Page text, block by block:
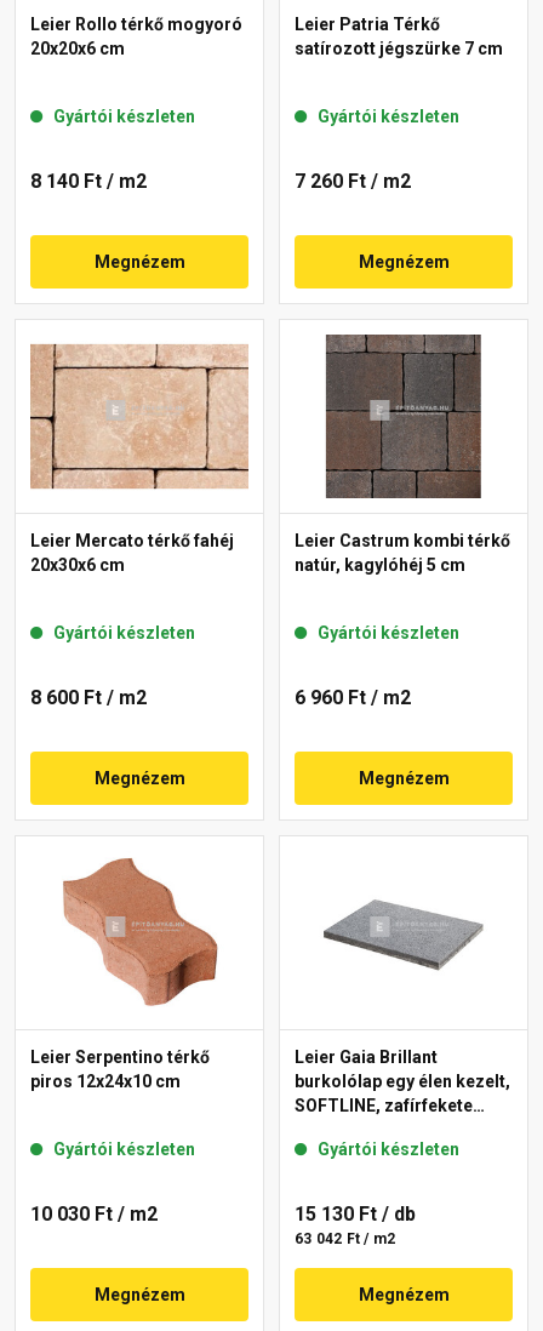
Leier Rollo térkő mogyoró
20x20x6 cm
Gyártói készleten
8 140 Ft / m2
Megnézem
Leier Patria Térkő
satírozott jégszürke 7 cm
Gyártói készleten
7 260 Ft / m2
Megnézem
Leier Mercato térkő fahéj
20x30x6 cm
Gyártói készleten
8 600 Ft / m2
Megnézem
Leier Castrum kombi térkő
natúr, kagylóhéj 5 cm
Gyártói készleten
6 960 Ft / m2
Megnézem
Leier Serpentino térkő
piros 12x24x10 cm
Gyártói készleten
10 030 Ft / m2
Megnézem
Leier Gaia Brillant
burkolólap egy élen kezelt,
SOFTLINE, zafírfekete
Gyártói készleten
15 130 Ft / db
63 042 Ft / m2
Megnézem